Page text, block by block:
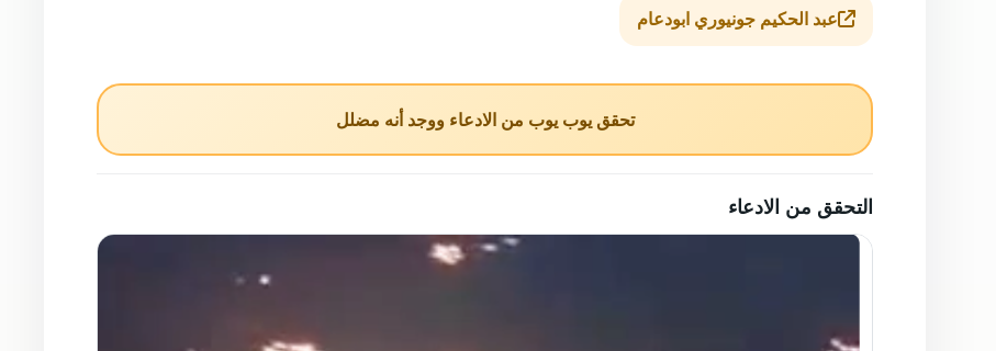
عبد الحكيم جونيوري ابودعام
تحقق يوب يوب من الادعاء ووجد أنه مضلل
التحقق من الادعاء